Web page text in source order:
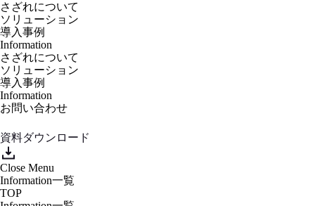
さざれについて
ソリューション
導入事例
Information
さざれについて
ソリューション
導入事例
Information
お問い合わせ
資料ダウンロード
Close Menu
Information一覧
TOP